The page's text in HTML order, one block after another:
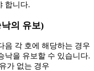
합니다.
의 유보)
각 호에 해당하는 경우
낙을 유보할 수 있습니다.
가 없는 경우